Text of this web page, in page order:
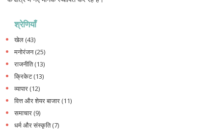
श्रेणियाँ
खेल (43)
मनोरंजन(25)
राजनीति(13)
क्रिकेट(13)
व्यापार (12)
वित्त और शेयर बाजार (11)
समाचार (9)
धर्म और संस्कृति(7)